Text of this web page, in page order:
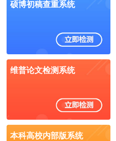
硕博初稿查重系统
维普论文检测系统
本科高校内部版系统